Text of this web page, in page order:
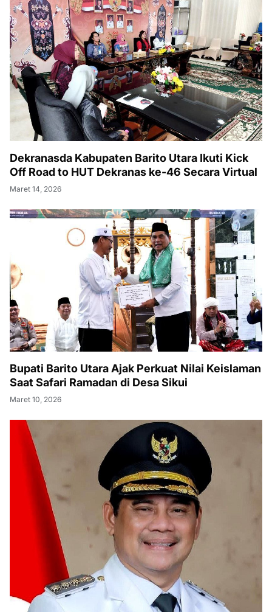
Dekranasda Kabupaten Barito Utara Ikuti Kick
Off Road to HUT Dekranas ke-46 Secara Virtual
Maret 14, 2026
Bupati Barito Utara Ajak Perkuat Nilai Keislaman
Saat Safari Ramadan di Desa Sikui
Maret 10, 2026